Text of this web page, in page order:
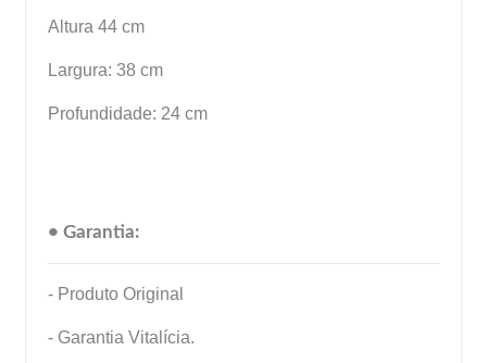
Altura 44 cm
Largura: 38 cm
Profundidade: 24 cm
• Garantia:
- Produto Original
- Garantia Vitalícia.